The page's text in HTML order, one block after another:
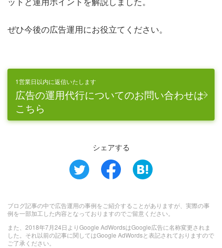
ぜひ今後の広告運用にお役立てください。
1営業日以内に返信いたします
広告の運用代行についてのお問い合わせは
こちら
シェアする
ブログ記事の中で広告運用の事例をご紹介することがありますが、実際の事
例を一部加工した内容となっておりますのでご留意ください。
また、2018年7月24日よりGoogle AdWordsはGoogle広告に名称変更されま
した。それ以前の記事に関してはGoogle AdWordsと表記されておりますので
ご了承ください。